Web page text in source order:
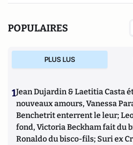
POPULAIRES
PLUS LUS
1Jean Dujardin & Laetitia Casta
nouveaux amours, Vanessa
Benchetrit enterrent le leur;
fond, Victoria Beckham fait du
Ronaldo du bisco-fils; Suri ex